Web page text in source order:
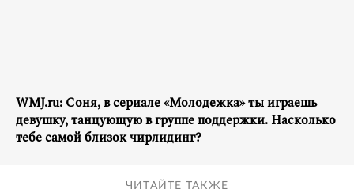
WMJ.ru: Соня, в сериале «Молодежка» ты играешь
девушку, танцующую в группе поддержки. Насколько
тебе самой близок чирлидинг?
ЧИТАЙТЕ ТАКЖЕ